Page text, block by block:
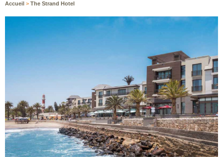
Accueil > The Strand Hotel